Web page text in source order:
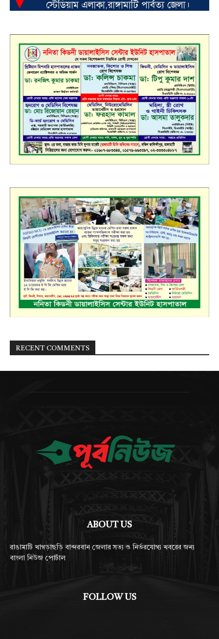
RECENT COMMENTS
ABOUT US
রাঙামাটি খাগড়াছড়ি বান্দরবান জেলার সত্য ও নির্ভরযোগ্য খবরের জন্য
বাংলা নিউজ পোর্টাল
FOLLOW US